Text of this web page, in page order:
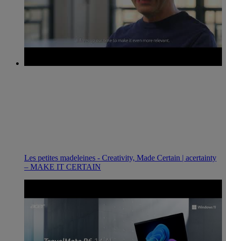
Les petites madeleines - Creativity, Made Certain | acertainty
– MAKE IT CERTAIN